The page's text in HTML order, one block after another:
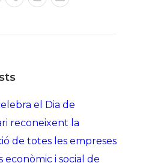
el Dia de
reconeixent la
de totes les empreses
econòmic i social de